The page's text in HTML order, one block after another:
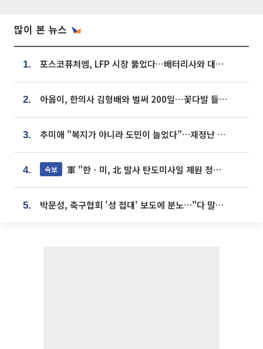
많이 본 뉴스
1. 포스코퓨처엠, LFP 시장 뚫었다…배터리사와 대규모 장기 공급 합의
2. 아옳이, 한의사 김형배와 벌써 200일⋯꽃다발 들고 "프러포즈 아냐"
3. 추미애 "복지가 아니라 도민이 늘었다"…재정난 책임론 정면돌파
4. 속보 軍 "한ㆍ미, 北 발사 탄도미사일 제원 정밀분석 중"
5. 박문성, 축구협회 '성 접대' 보도에 분노…"다 말아먹으려고 작정했나"